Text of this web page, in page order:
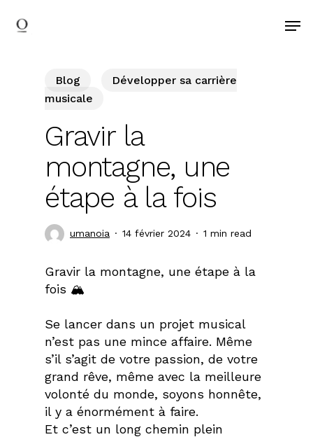
Blog
Développer sa carrière
musicale
Gravir la
montagne, une
étape à la fois
umanoia 14 février 2024 1 min read
Gravir la montagne, une étape à la
fois 🏔⁣⁣
Se lancer dans un projet musical
n’est pas une mince affaire. Même
s’il s’agit de votre passion, de votre
grand rêve, même avec la meilleure
volonté du monde, soyons honnête,
il y a énormément à faire.⁣⁣
Et c’est un long chemin plein